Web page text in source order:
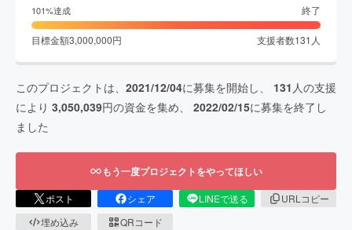
101%達成 終了
目標金額3,000,000円 支援者数131 人
このプロジェクトは、 2021/12/04に募集を開始し、 131 人の支援
により 3,050,039円の資金を集め、 2022/02/15に募集を終了し
ました
もう一度プロジェクトをやってほしい
ポスト シェア LINEで送る
URLコピー
埋め込み
QRコード